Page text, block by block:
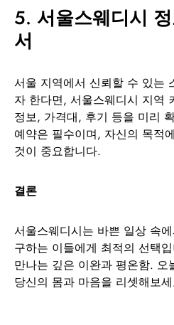
5. 서울스웨디시
서
서울 지역에서 신뢰할 수 있는
자 한다면, 서울스웨디시 지역
정보, 가격대, 후기 등을 미리
예약은 필수이며, 자신의 목적
것이 중요합니다.
결론
서울스웨디시는 바쁜 일상 속
구하는 이들에게 최적의 선택
만나는 깊은 이완과 평온함. 오
당신의 몸과 마음을 리셋해보